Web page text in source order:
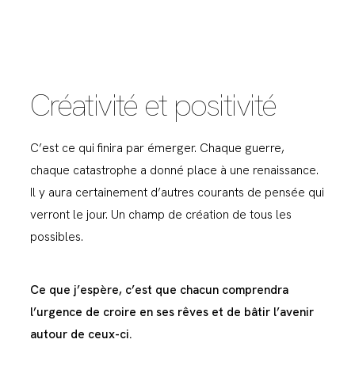
Créativité et positivité
C’est ce qui finira par émerger. Chaque guerre,
chaque catastrophe a donné place à une renaissance.
Il y aura certainement d’autres courants de pensée qui
verront le jour. Un champ de création de tous les
possibles.
Ce que j’espère, c’est que chacun comprendra
l’urgence de croire en ses rêves et de bâtir l’avenir
autour de ceux-ci.